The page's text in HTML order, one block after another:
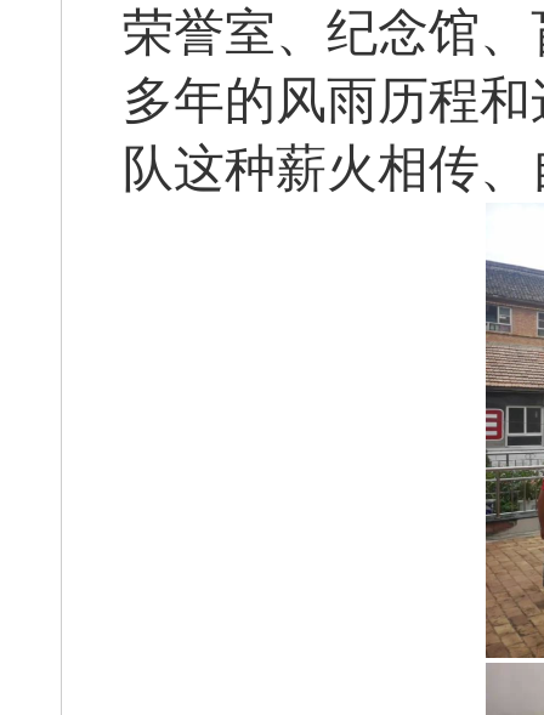
荣誉室、纪念馆
多年的风雨历程
队这种薪火相传